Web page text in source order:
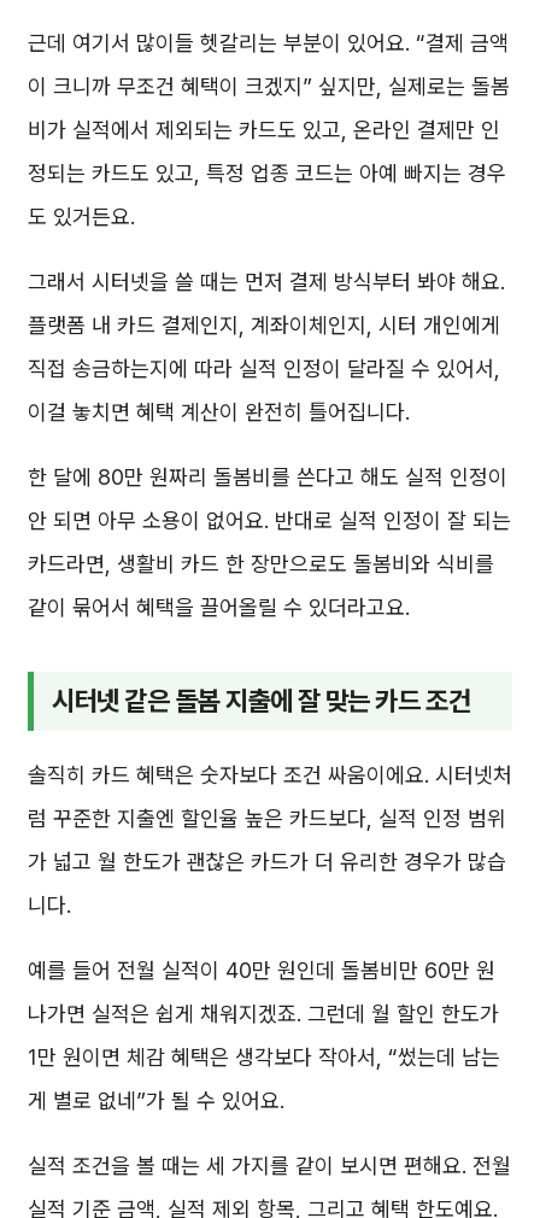
근데 여기서 많이들 헷갈리는 부분이 있어요. “결제 금액
이 크니까 무조건 혜택이 크겠지” 싶지만, 실제로는 돌봄
비가 실적에서 제외되는 카드도 있고, 온라인 결제만 인
정되는 카드도 있고, 특정 업종 코드는 아예 빠지는 경우
도 있거든요.
그래서 시터넷을 쓸 때는 먼저 결제 방식부터 봐야 해요.
플랫폼 내 카드 결제인지, 계좌이체인지, 시터 개인에게
직접 송금하는지에 따라 실적 인정이 달라질 수 있어서,
이걸 놓치면 혜택 계산이 완전히 틀어집니다.
한 달에 80만 원짜리 돌봄비를 쓴다고 해도 실적 인정이
안 되면 아무 소용이 없어요. 반대로 실적 인정이 잘 되는
카드라면, 생활비 카드 한 장만으로도 돌봄비와 식비를
같이 묶어서 혜택을 끌어올릴 수 있더라고요.
시터넷 같은 돌봄 지출에 잘 맞는 카드 조건
솔직히 카드 혜택은 숫자보다 조건 싸움이에요. 시터넷처
럼 꾸준한 지출엔 할인율 높은 카드보다, 실적 인정 범위
가 넓고 월 한도가 괜찮은 카드가 더 유리한 경우가 많습
니다.
예를 들어 전월 실적이 40만 원인데 돌봄비만 60만 원
나가면 실적은 쉽게 채워지겠죠. 그런데 월 할인 한도가
1만 원이면 체감 혜택은 생각보다 작아서, “썼는데 남는
게 별로 없네”가 될 수 있어요.
실적 조건을 볼 때는 세 가지를 같이 보시면 편해요. 전월
실적 기준 금액, 실적 제외 항목, 그리고 혜택 한도예요.